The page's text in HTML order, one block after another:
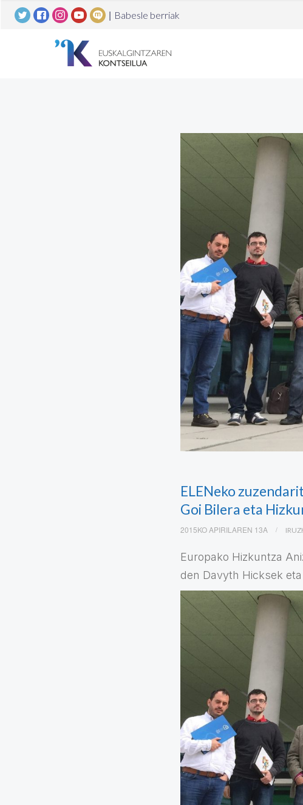
| Babesle berriak
ELENeko
Goi Bilera eta
2015KO APIRILAREN 13A
Europako Hizkuntza
den Davyth Hicksek